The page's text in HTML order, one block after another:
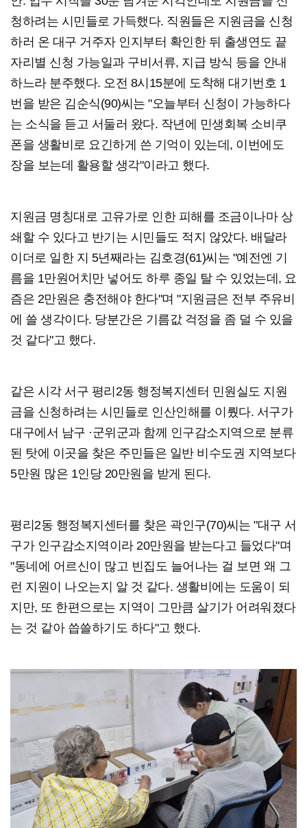
청하려는 시민들로 가득했다. 직원들은 지원금을 신청
하러 온 대구 거주자 인지부터 확인한 뒤 출생연도 끝
자리별 신청 가능일과 구비서류, 지급 방식 등을 안내
하느라 분주했다. 오전 8시15분에 도착해 대기번호 1
번을 받은 김순식(90)씨는 "오늘부터 신청이 가능하다
는 소식을 듣고 서둘러 왔다. 작년에 민생회복 소비쿠
폰을 생활비로 요긴하게 쓴 기억이 있는데, 이번에도
장을 보는데 활용할 생각"이라고 했다.
지원금 명칭대로 고유가로 인한 피해를 조금이나마 상
쇄할 수 있다고 반기는 시민들도 적지 않았다. 배달라
이더로 일한 지 5년째라는 김호경(61)씨는 "예전엔 기
름을 1만원어치만 넣어도 하루 종일 탈 수 있었는데, 요
즘은 2만원은 충전해야 한다"며 "지원금은 전부 주유비
에 쓸 생각이다. 당분간은 기름값 걱정을 좀 덜 수 있을
것 같다"고 했다.
같은 시각 서구 평리2동 행정복지센터 민원실도 지원
금을 신청하려는 시민들로 인산인해를 이뤘다. 서구가
대구에서 남구 ·군위군과 함께 인구감소지역으로 분류
된 탓에 이곳을 찾은 주민들은 일반 비수도권 지역보다
5만원 많은 1인당 20만원을 받게 된다.
평리2동 행정복지센터를 찾은 곽인구(70)씨는 "대구 서
구가 인구감소지역이라 20만원을 받는다고 들었다"며
"동네에 어르신이 많고 빈집도 늘어나는 걸 보면 왜 그
런 지원이 나오는지 알 것 같다. 생활비에는 도움이 되
지만, 또 한편으로는 지역이 그만큼 살기가 어려워졌다
는 것 같아 씁쓸하기도 하다"고 했다.